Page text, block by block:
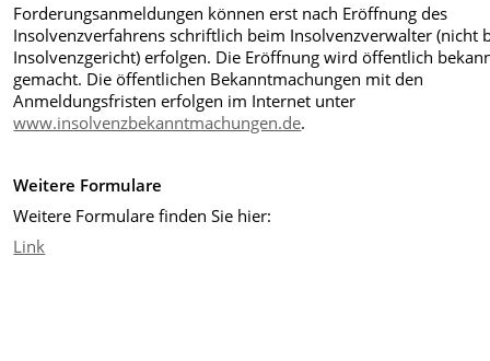
Forderungsanmeldungen können erst nach Eröffnung des
Insolvenzverfahrens schriftlich beim Insolvenzverwalter (nicht
Insolvenzgericht) erfolgen. Die Eröffnung wird öffentlich
gemacht. Die öffentlichen Bekanntmachungen mit den
Anmeldungsfristen erfolgen im Internet unter
www.insolvenzbekanntmachungen.de.
Weitere Formulare
Weitere Formulare finden Sie hier:
Link